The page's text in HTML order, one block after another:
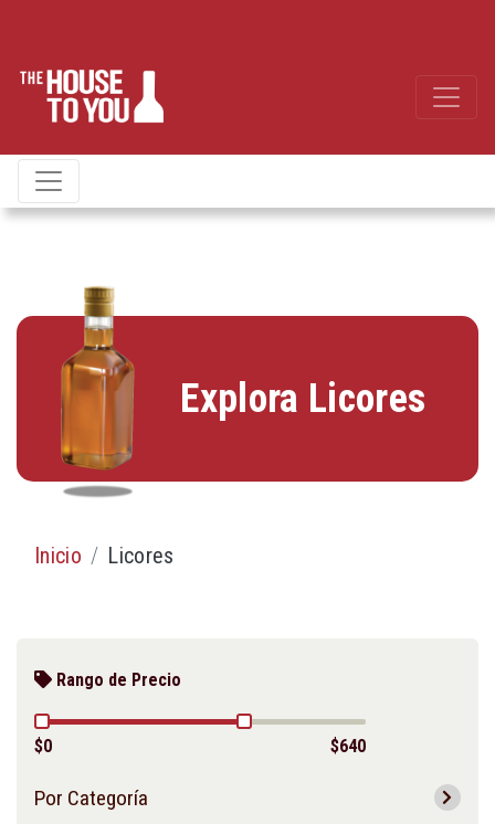
Explora Licores
Inicio Licores
Rango de Precio
$0 $640
Por Categoría